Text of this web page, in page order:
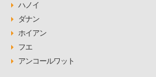
ハノイ
ダナン
ホイアン
フエ
アンコールワット